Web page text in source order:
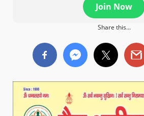
Join Now
Share this...